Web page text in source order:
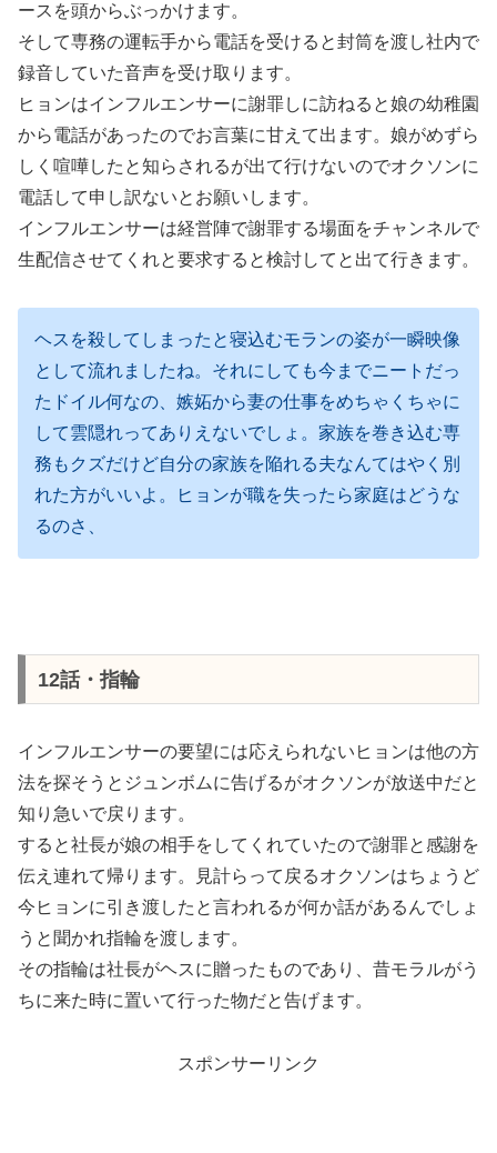
ースを頭からぶっかけます。
そして専務の運転手から電話を受けると封筒を渡し社内で
録音していた音声を受け取ります。
ヒョンはインフルエンサーに謝罪しに訪ねると娘の幼稚園
から電話があったのでお言葉に甘えて出ます。娘がめずら
しく喧嘩したと知らされるが出て行けないのでオクソンに
電話して申し訳ないとお願いします。
インフルエンサーは経営陣で謝罪する場面をチャンネルで
生配信させてくれと要求すると検討してと出て行きます。
ヘスを殺してしまったと寝込むモランの姿が一瞬映像
として流れましたね。それにしても今までニートだっ
たドイル何なの、嫉妬から妻の仕事をめちゃくちゃに
して雲隠れってありえないでしょ。家族を巻き込む専
務もクズだけど自分の家族を陥れる夫なんてはやく別
れた方がいいよ。ヒョンが職を失ったら家庭はどうな
るのさ、
12話・指輪
インフルエンサーの要望には応えられないヒョンは他の方
法を探そうとジュンボムに告げるがオクソンが放送中だと
知り急いで戻ります。
すると社長が娘の相手をしてくれていたので謝罪と感謝を
伝え連れて帰ります。見計らって戻るオクソンはちょうど
今ヒョンに引き渡したと言われるが何か話があるんでしょ
うと聞かれ指輪を渡します。
その指輪は社長がヘスに贈ったものであり、昔モラルがう
ちに来た時に置いて行った物だと告げます。
スポンサーリンク